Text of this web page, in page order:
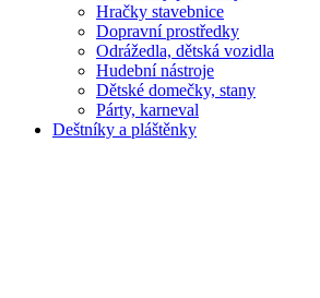
Hračky stavebnice
Dopravní prostředky
Odrážedla, dětská vozidla
Hudební nástroje
Dětské domečky, stany
Párty, karneval
Deštníky a pláštěnky